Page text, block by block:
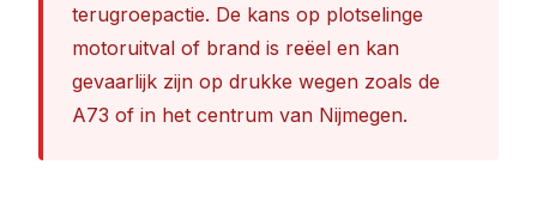
terugroepactie. De kans op plotselinge
motoruitval of brand is reëel en kan
gevaarlijk zijn op drukke wegen zoals de
A73 of in het centrum van Nijmegen.